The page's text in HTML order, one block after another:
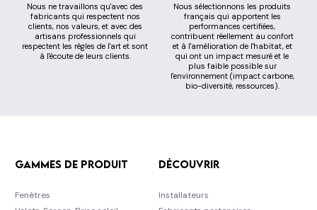
Nous ne travaillons qu'avec des
fabricants qui respectent nos
clients, nos valeurs, et avec des
artisans professionnels qui
respectent les règles de l'art et sont
à l'écoute de leurs clients.
Nous sélectionnons les produits
français qui apportent les
performances certifiées,
contribuent réellement au confort
et à l'amélioration de l'habitat, et
qui ont un impact mesuré et le
plus faible possible sur
l'environnement (impact carbone,
bio-diversité, ressources).
Gammes de produit
Fenêtres
Découvrir
Installateurs